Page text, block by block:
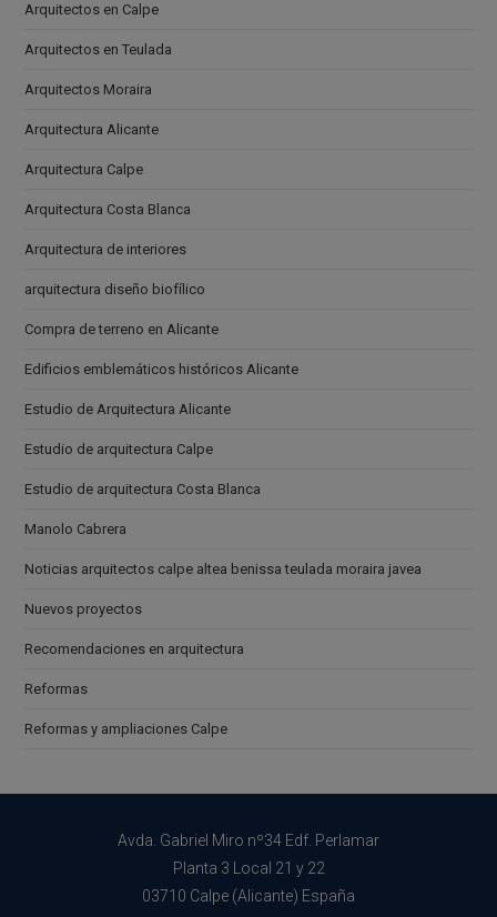
Arquitectos en Calpe
Arquitectos en Teulada
Arquitectos Moraira
Arquitectura Alicante
Arquitectura Calpe
Arquitectura Costa Blanca
Arquitectura de interiores
arquitectura diseño biofílico
Compra de terreno en Alicante
Edificios emblemáticos históricos Alicante
Estudio de Arquitectura Alicante
Estudio de arquitectura Calpe
Estudio de arquitectura Costa Blanca
Manolo Cabrera
Noticias arquitectos calpe altea benissa teulada moraira javea
Nuevos proyectos
Recomendaciones en arquitectura
Reformas
Reformas y ampliaciones Calpe
Avda. Gabriel Miro nº34 Edf. Perlamar
Planta 3 Local 21 y 22
03710 Calpe (Alicante) España